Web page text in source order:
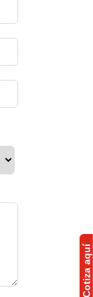
Cotiza aquí